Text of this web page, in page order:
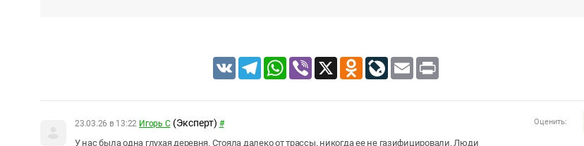
VK TelegramWhatsApp
Viber X Odnoklassniki
LiveJournal
Email
Оценить:
23.03.26 в 13:22 Игорь С (Эксперт) #
У нас была одна глухая деревня. Стояла далеко от трассы, никогда ее не газифицировали. Люди